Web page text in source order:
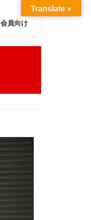
会員向け
Translate »